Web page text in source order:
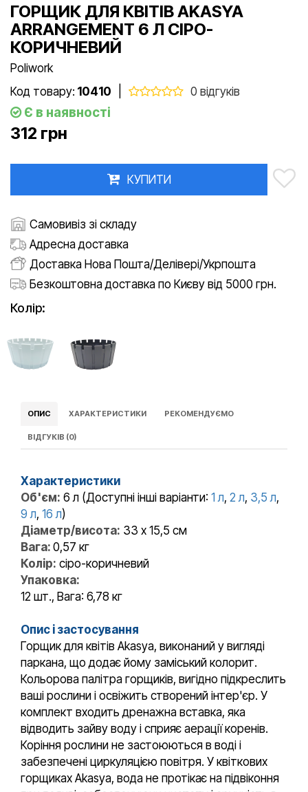
ГОРЩИК ДЛЯ КВІТІВ AKASYA
ARRANGEMENT 6 Л СІРО-
КОРИЧНЕВИЙ
Poliwork
Код товару: 10410 0 відгуків
Є в наявності
312 грн
КУПИТИ
Самовивіз зі складу
Адресна доставка
Доставка Нова Пошта/Делівері/Укрпошта
Безкоштовна доставка по Києву від 5000 грн.
Колір:
ОПИС ХАРАКТЕРИСТИКИ РЕКОМЕНДУЄМО
ВІДГУКІВ (0)
Характеристики
Об'єм: 6 л (Доступні інші варіанти: 1 л, 2 л, 3,5 л,
9 л, 16 л)
Діаметр/висота: 33 х 15,5 см
Вага: 0,57 кг
Колір: сіро-коричневий
Упаковка:
12 шт., Вага: 6,78 кг
Опис і застосування
Горщик для квітів Akasya, виконаний у вигляді
паркана, що додає йому заміський колорит.
Кольорова палітра горщиків, вигідно підкреслить
ваші рослини і освіжить створений інтер'єр. У
комплект входить дренажна вставка, яка
відводить зайву воду і сприяє аерації коренів.
Коріння рослини не застоюються в воді і
забезпечені циркуляцією повітря. У квіткових
горщиках Akasya, вода не протікає на підвіконня